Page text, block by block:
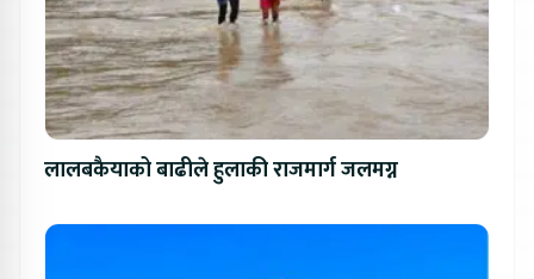
लालबकैयाको बाढीले हुलाकी राजमार्ग जलमग्न